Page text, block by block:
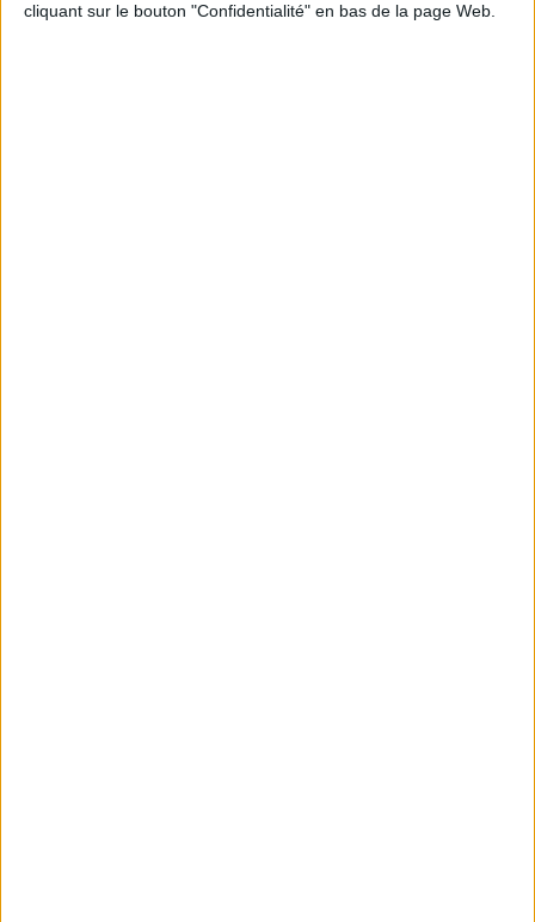
cliquant sur le bouton "Confidentialité" en bas de la page Web.